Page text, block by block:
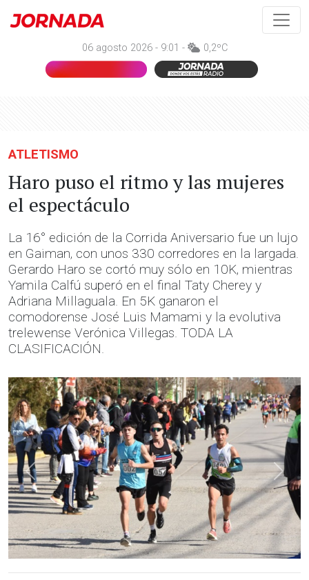
06 agosto 2026 - 9:01 - 0,2ºC
ATLETISMO
Haro puso el ritmo y las mujeres
el espectáculo
La 16° edición de la Corrida Aniversario fue un lujo
en Gaiman, con unos 330 corredores en la largada.
Gerardo Haro se cortó muy sólo en 10K, mientras
Yamila Calfú superó en el final Taty Cherey y
Adriana Millaguala. En 5K ganaron el
comodorense José Luis Mamami y la evolutiva
trelewense Verónica Villegas. TODA LA
CLASIFICACIÓN.
Anterior